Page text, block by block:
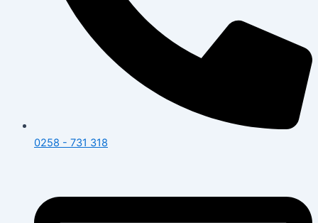
0258 - 731 318